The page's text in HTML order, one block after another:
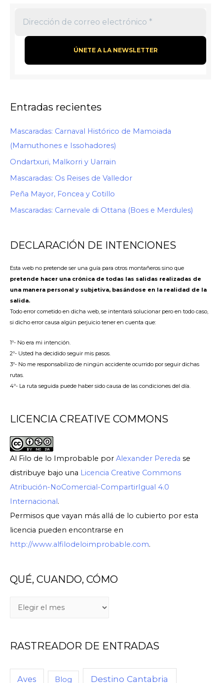
Entradas recientes
Mascaradas: Carnaval Histórico de Mamoiada
(Mamuthones e Issohadores)
Ondartxuri, Malkorri y Uarrain
Mascaradas: Os Reises de Valledor
Peña Mayor, Foncea y Cotillo
Mascaradas: Carnevale di Ottana (Boes e Merdules)
DECLARACIÓN DE INTENCIONES
Esta web no pretende ser una guía para otros montañeros sino que
pretende hacer una crónica de todas las salidas realizadas de
una manera personal y subjetiva, basándose en la realidad de la
salida.
Todo error cometido en dicha web, se intentará solucionar pero en todo caso,
si dicho error causa algún perjuicio tener en cuenta que:
1º- No era mi intención.
2º- Usted ha decidido seguir mis pasos.
3º- No me responsabilizo de ningún accidente ocurrido por seguir dichas
rutas.
4º- La ruta seguida puede haber sido causa de las condiciones del día.
LICENCIA CREATIVE COMMONS
Al Filo de lo Improbable por Alexander Pereda se
distribuye bajo una Licencia Creative Commons
Atribución-NoComercial-CompartirIgual 4.0
Internacional.
Permisos que vayan más allá de lo cubierto por esta
licencia pueden encontrarse en
http://www.alfilodeloimprobable.com.
QUÉ, CUANDO, CÓMO
RASTREADOR DE ENTRADAS
Aves Blog Destino Cantabria